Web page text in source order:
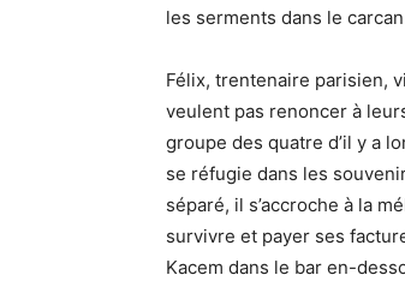
les serments dans le
Félix, trentenaire parisien,
veulent pas renoncer à
groupe des quatre d’il y a
se réfugie dans les
séparé, il s’accroche à la
survivre et payer ses
Kacem dans le bar en-